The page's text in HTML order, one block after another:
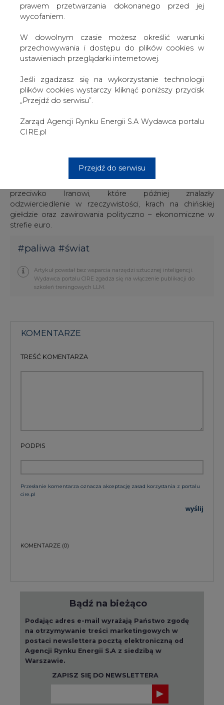
prawem przetwarzania dokonanego przed jej
wycofaniem.
W dowolnym czasie możesz określić warunki
przechowywania i dostępu do plików cookies w
ustawieniach przeglądarki internetowej.
Jeśli zgadzasz się na wykorzystanie technologii
plików cookies wystarczy kliknąć poniższy przycisk
„Przejdź do serwisu”.
Zarząd Agencji Rynku Energii S.A Wydawca portalu
CIRE.pl
Przejdź do serwisu
dużych inwestycji związanych z poszukiwaniem oraz
wydobyciem gazu ziemnego i ropy naftowej w różnych
jedyna szansa, aby utrzymać dywidendy na
dotychczasowym poziomie.
Energy szacowała, że wartość opóźnionych inwestycji
wyniesie około 118 mld dolarów. Od tamtego momentu
ropa Brent notowała jednak kolejne spadki – w chwili
Wood Mackenzie ocenia ,,straty” na 200 mld USD.
ropy na dotychczasowym poziomie – pomimo
przeciwko Iranowi, które później znalazły
odzwierciedlenie w rzeczywistości, krach na chińskiej
giełdzie oraz zawirowania polityczno – ekonomiczne w
strefie euro.
#paliwa #świat
Artykuł powstał bez wsparcia narzędzi sztucznej inteligencji.
Wydawca portalu CIRE zgadza się na włączenie publikacji do
szkoleń treningowych LLM.
KOMENTARZE
TREŚĆ KOMENTARZA
PODPIS
Przesłanie komentarza oznacza akceptację zasad korzystania z portalu
cire.pl
wyślij
KOMENTARZE (0)
Bądź na bieżąco
Podając adres e-mail wyrażają Państwo zgodę
na otrzymywanie treści marketingowych w
postaci newslettera pocztą elektroniczną od
Agencji Rynku Energii S.A z siedzibą w
Warszawie.
ZAPISZ SIĘ DO NEWSLETTERA